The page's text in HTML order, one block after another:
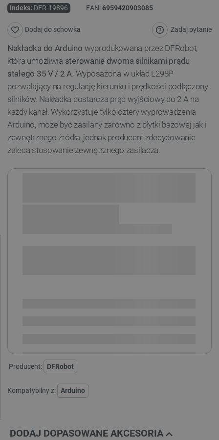
Indeks: DFR-19896 EAN:6959420903085
Zadaj pytanie
Dodaj do schowka
Nakładka do Arduino wyprodukowana przez DFRobot,
która umożliwia sterowanie dwoma silnikami prądu
stałego 35 V / 2 A. Wyposażona w układ L298P
pozwalający na regulację kierunku i prędkości podłączony
silników. Nakładka dostarcza prąd wyjściowy do 2 A na
każdy kanał. Wykorzystuje tylko cztery wyprowadzenia
Arduino, może być zasilany zarówno z płytki bazowej jak i
zewnętrznego źródła, jednak producent zdecydowanie
zaleca stosowanie zewnętrznego zasilacza.
Producent: DFRobot
Kompatybilny z: Arduino
DODAJ DOPASOWANE AKCESORIA